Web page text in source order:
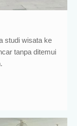
studi wisata ke
tanpa ditemui